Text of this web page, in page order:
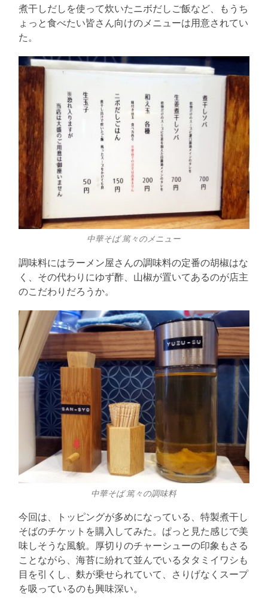
煮干しだしを使って炊いたニボだしご飯など、もうち
ょっと食べたい皆さん向けのメニューは用意されてい
た。
中華そば 篤々のメニュー
調味料にはラーメン屋さんの調味料の定番の胡椒はな
く、その代わりにゆず酢、山椒が置いてあるのが店主
のこだわりだろうか。
中華そば 篤々の調味料
今回は、トッピングが多めになっている、特製煮干し
そばのチケットを購入してみた。ぱっと見た感じで美
味しそうな風貌。厚切りのチャーシューの印象もさる
ことながら、海苔に紛れて並んでいるタタミイワシも
目を引くし、麩が乗せられていて、さりげなくスープ
を吸っているのも興味深い。